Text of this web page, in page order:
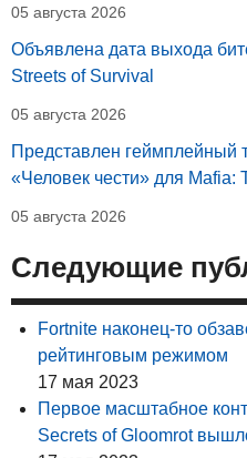
05 августа 2026
Объявлена дата выхода
Streets of Survival
05 августа 2026
Представлен геймплейный
«Человек чести» для Mafia:
05 августа 2026
Следующие
Fortnite наконец-то
рейтинговым режимом
17 мая 2023
Первое масштабное
Secrets of Gloomrot